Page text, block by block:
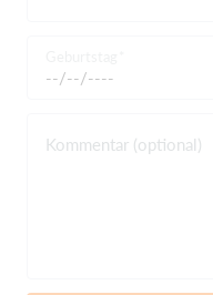
Kommentar (optional)